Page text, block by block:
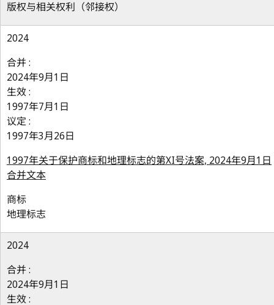
版权与相关权利（邻接权）
2024
合并 :
2024年9月1日
生效 :
1997年7月1日
议定 :
1997年3月26日
1997年关于保护商标和地理标志的第XI号法案, 2024年9月1日
合并文本
商标
地理标志
2024
合并 :
2024年9月1日
生效 :